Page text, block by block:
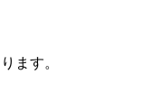
ます。